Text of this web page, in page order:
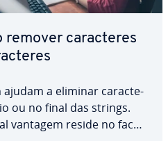
remover ca­rac­te­res
ajudam a eliminar ca­rac­te­
ou no final das strings.
vantagem reside no facto